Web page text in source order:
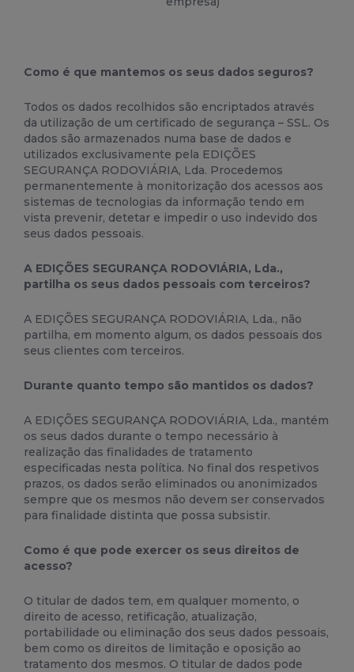
Como é que mantemos os seus dados seguros?
Todos os dados recolhidos são encriptados através
da utilização de um certificado de segurança – SSL. Os
dados são armazenados numa base de dados e
utilizados exclusivamente pela EDIÇÕES
SEGURANÇA RODOVIÁRIA, Lda. Procedemos
permanentemente à monitorização dos acessos aos
sistemas de tecnologias da informação tendo em
vista prevenir, detetar e impedir o uso indevido dos
seus dados pessoais.
A EDIÇÕES SEGURANÇA RODOVIÁRIA, Lda.,
partilha os seus dados pessoais com terceiros?
A EDIÇÕES SEGURANÇA RODOVIÁRIA, Lda., não
partilha, em momento algum, os dados pessoais dos
seus clientes com terceiros.
Durante quanto tempo são mantidos os dados?
A EDIÇÕES SEGURANÇA RODOVIÁRIA, Lda., mantém
os seus dados durante o tempo necessário à
realização das finalidades de tratamento
especificadas nesta política. No final dos respetivos
prazos, os dados serão eliminados ou anonimizados
sempre que os mesmos não devem ser conservados
para finalidade distinta que possa subsistir.
Como é que pode exercer os seus direitos de
acesso?
O titular de dados tem, em qualquer momento, o
direito de acesso, retificação, atualização,
portabilidade ou eliminação dos seus dados pessoais,
bem como os direitos de limitação e oposição ao
tratamento dos mesmos. O titular de dados pode